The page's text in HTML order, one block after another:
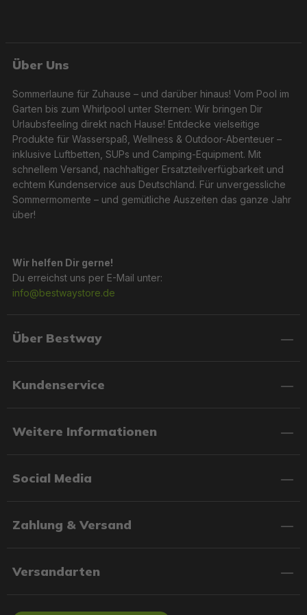
Über Uns
Sommerlaune für Zuhause – und darüber hinaus! Vom Pool im
Garten bis zum Whirlpool unter Sternen: Wir bringen Dir
Urlaubsfeeling direkt nach Hause! Entdecke vielseitige
Produkte für Wasserspaß, Wellness & Outdoor-Abenteuer –
inklusive Luftbetten, SUPs und Camping-Equipment. Mit
schnellem Versand, nachhaltiger Ersatzteilverfügbarkeit und
echtem Kundenservice aus Deutschland. Für unvergessliche
Sommermomente – und gemütliche Auszeiten das ganze Jahr
über!
Wir helfen Dir gerne!
Du erreichst uns per E-Mail unter:
info@bestwaystore.de
Über Bestway
Kundenservice
Weitere Informationen
Social Media
Zahlung & Versand
Versandarten